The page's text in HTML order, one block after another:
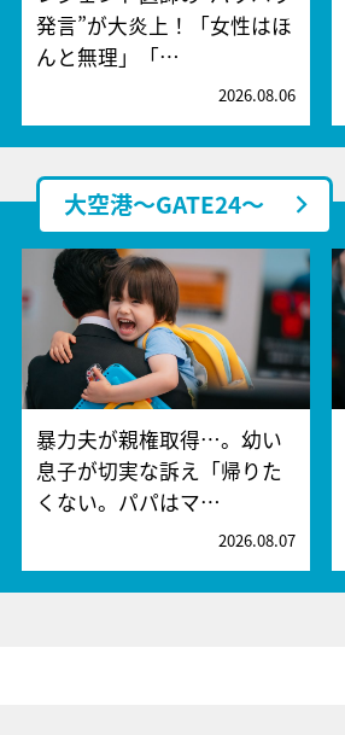
発言”が大炎上！「女性はほ
んと無理」「…
2026.08.06
大空港～GATE24～
暴力夫が親権取得…。幼い
息子が切実な訴え「帰りた
くない。パパはマ…
2026.08.07